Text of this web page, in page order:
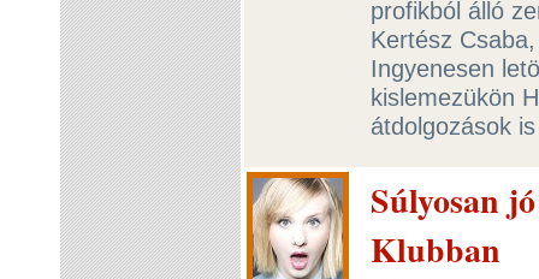
profikból álló
Kertész
Ingyenesen
kislemezükön
átdolgozások
Súlyosan
Klubban